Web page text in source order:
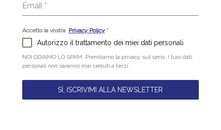
Email *
Accetto la vostra Privacy Policy *
Autorizzo il trattamento dei miei dati personali
NOI ODIAMO LO SPAM. Prendiamo la privacy sul serio. I tuoi dati
personali non saranno mai ceduti a terzi.
SÌ, ISCRIVIMI ALLA NEWSLETTER